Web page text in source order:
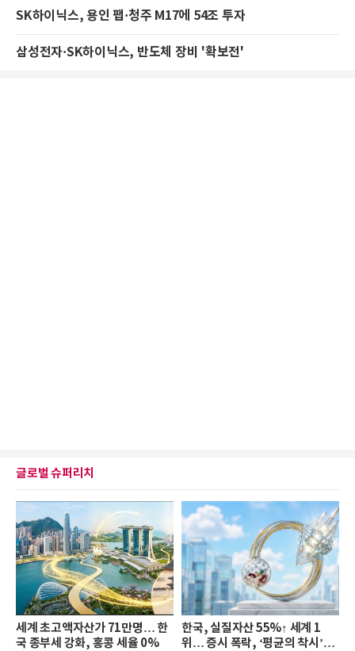
SK하이닉스, 용인 팹·청주 M17에 54조 투자
삼성전자·SK하이닉스, 반도체 장비 '확보전'
글로벌 슈퍼리치
세계 초고액자산가 71만명… 한
국 종부세 강화, 홍콩 세율 0%
한국, 실질자산 55%↑ 세계 1
위… 증시 폭락, ‘평균의 착시’와